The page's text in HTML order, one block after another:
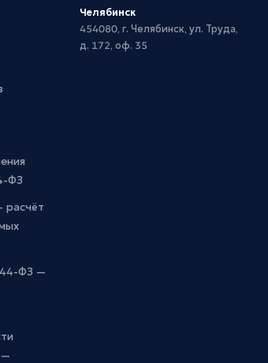
ФЗ
44-ФЗ —
—
Челябинск
454080, г. Челябинск, ул. Труда,
д. 172, оф. 35